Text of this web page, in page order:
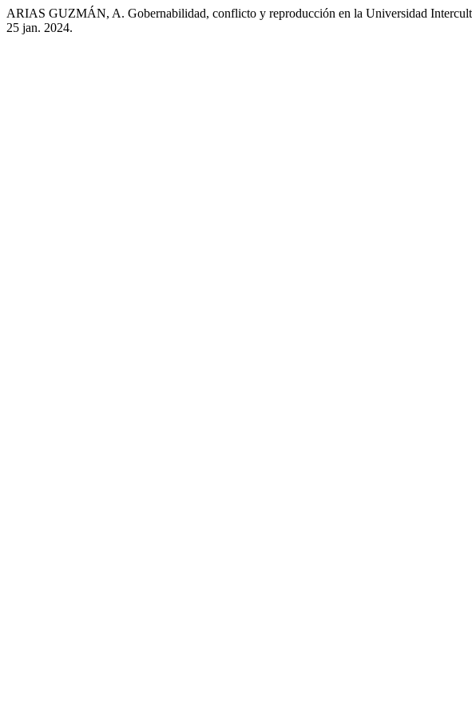
ARIAS GUZMÁN, A. Gobernabilidad, conflicto y reproducción en la Universidad
25 jan. 2024.